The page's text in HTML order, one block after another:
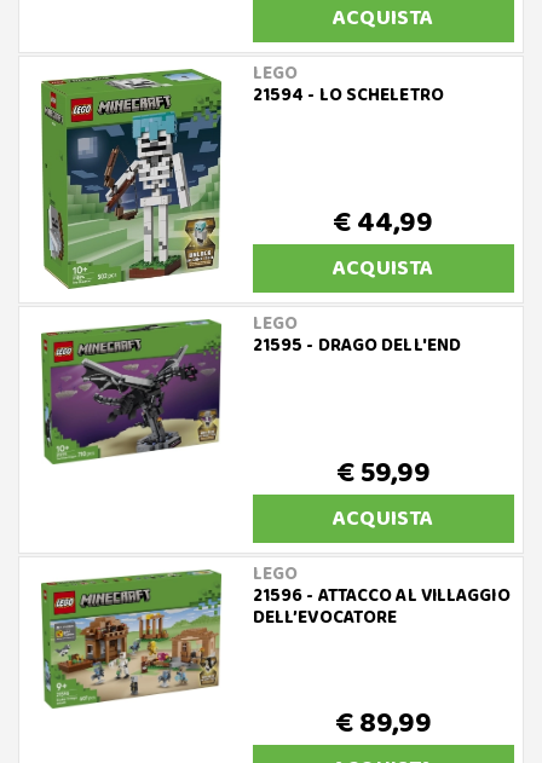
ACQUISTA
LEGO
21594 - LO SCHELETRO
€ 44,99
ACQUISTA
LEGO
21595 - DRAGO DELL'END
€ 59,99
ACQUISTA
LEGO
21596 - ATTACCO AL VILLAGGIO
DELL’EVOCATORE
€ 89,99